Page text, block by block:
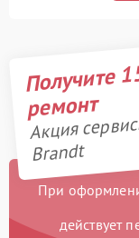
Получите
ремонт
Акция
Brandt
При
действует